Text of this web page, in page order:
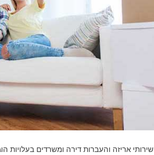
שירותי אריזה והעברות דירה ומשרדים בעלויות